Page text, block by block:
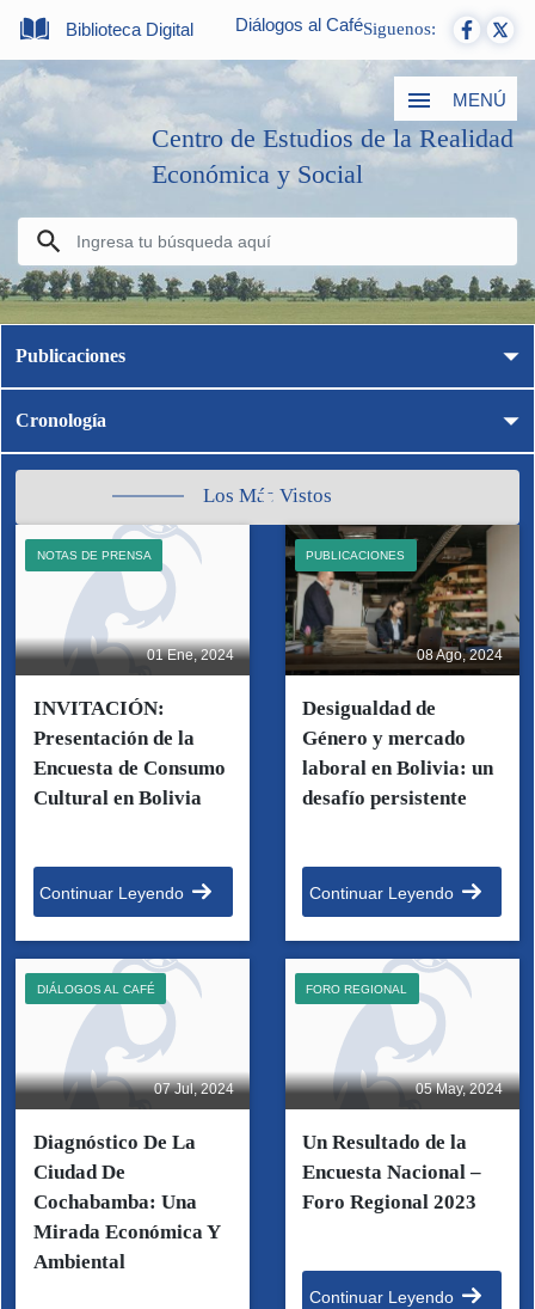
Biblioteca Digital Diálogos al CaféSiguenos:
MENÚ
Centro de Estudios de la Realidad
Económica y Social
Publicaciones
Cronología
Los Más Vistos
01 Ene, 2024
NOTAS DE PRENSA
INVITACIÓN:
Presentación de la
Encuesta de Consumo
Cultural en Bolivia
Continuar Leyendo
08 Ago, 2024
PUBLICACIONES
Desigualdad de
Género y mercado
laboral en Bolivia: un
desafío persistente
Continuar Leyendo
07 Jul, 2024
DIÁLOGOS AL CAFÉ
Diagnóstico De La
Ciudad De
Cochabamba: Una
Mirada Económica Y
Ambiental
05 May, 2024
FORO REGIONAL
Un Resultado de la
Encuesta Nacional –
Foro Regional 2023
Continuar Leyendo